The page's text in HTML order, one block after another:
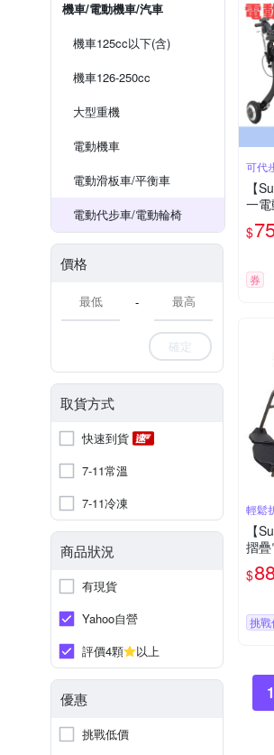
機車/電動機車/汽車
機車125cc以下(含)
機車126-250cc
大型重機
電動機車
電動滑板車/平衡車
電動代步車/電動輪椅
價格
-
確定
取貨方式
快速到貨
7-11常溫
7-11冷凍
商品狀況
有現貨
Yahoo自營
評價4顆
以上
優惠
挑戰低價
可代
疊
【
一
$
券
輕鬆
選
【
摺
鬆
首
$
挑戰
1